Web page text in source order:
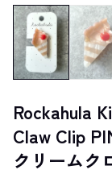
Rockahula
Claw Clip
クリームク